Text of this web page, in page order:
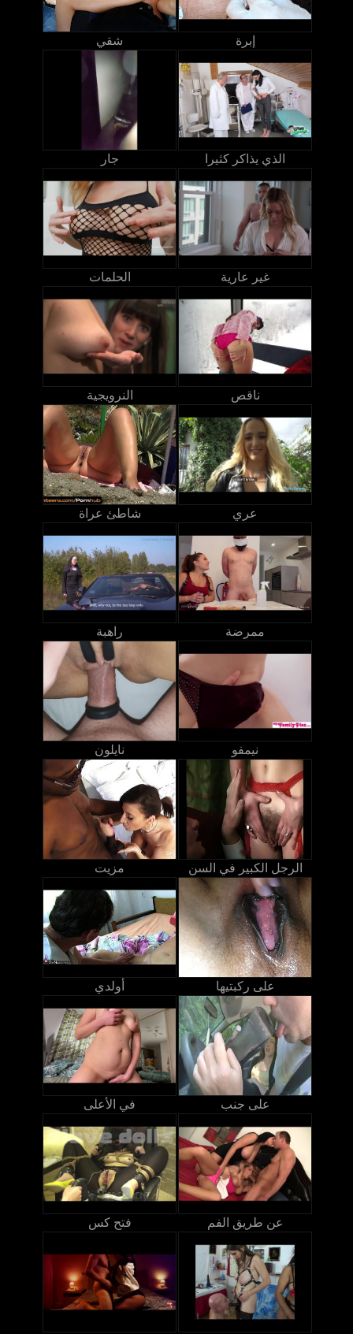
شقي إبرة
جار الذي يذاكر كثيرا
الحلمات غير عارية
النرويجية ناقص
شاطئ عراة عري
راهبة ممرضة
نايلون نيمفو
مزيت الرجل الكبير في السن
أولدي على ركبتيها
في الأعلى على جنب
فتح كس عن طريق الفم